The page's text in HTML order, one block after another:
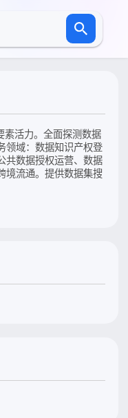
素活力。全面探测数据
领域：数据知识产权登
共数据授权运营、数据
境流通。提供数据集搜